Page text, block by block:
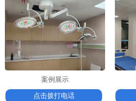
案例展示
点击拨打电话